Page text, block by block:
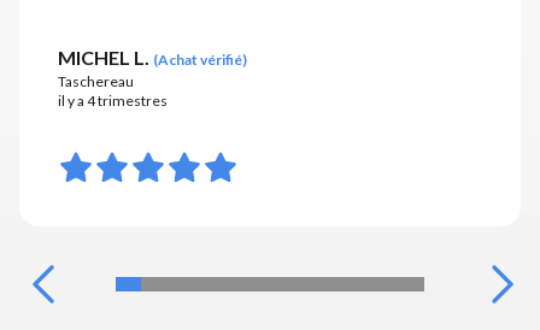
MICHEL L. (Achat vérifié)
Taschereau
il y a 4 trimestres